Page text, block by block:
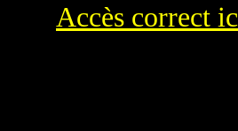
Accès correct